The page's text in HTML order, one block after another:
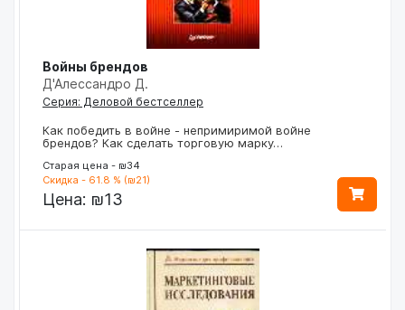
Войны брендов
Д'Алессандро Д.
Серия: Деловой бестселлер
Как победить в войне - непримиримой войне
брендов? Как сделать торговую марку…
Старая цена - ₪34
Скидка - 61.8 % (₪21)
Цена: ₪13